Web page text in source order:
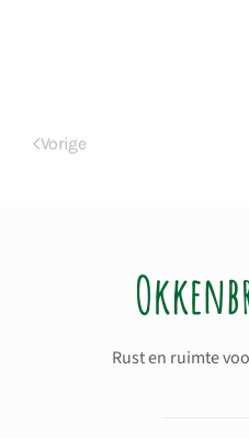
Vorige
Rust en ruimte